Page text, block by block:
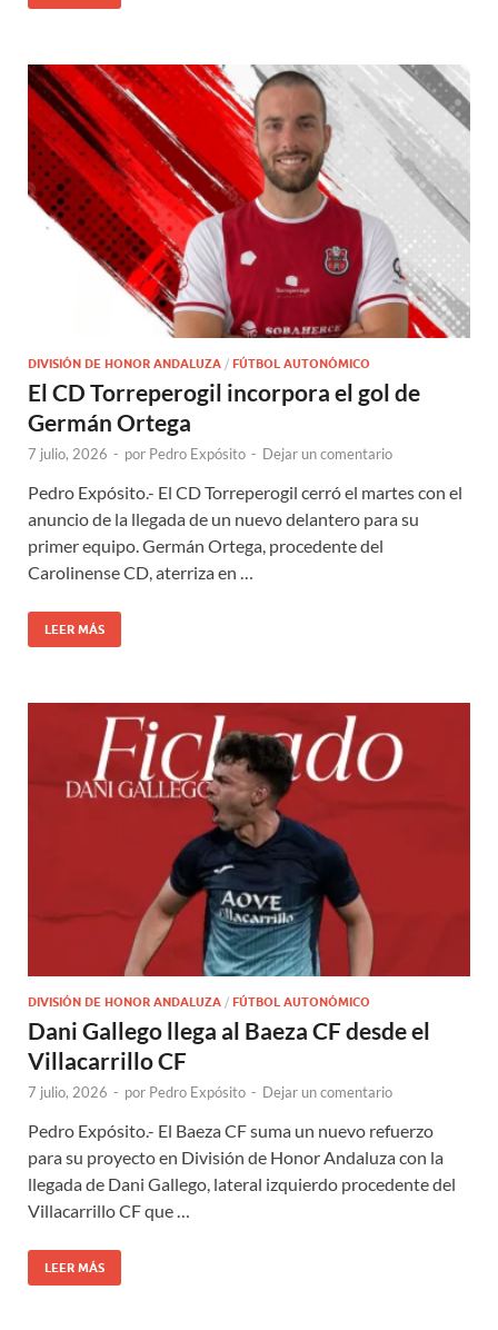
DIVISIÓN DE HONOR ANDALUZA / FÚTBOL AUTONÓMICO
El CD Torreperogil incorpora el gol de
Germán Ortega
7 julio, 2026 - por Pedro Expósito - Dejar un comentario
Pedro Expósito.- El CD Torreperogil cerró el martes con el
anuncio de la llegada de un nuevo delantero para su
primer equipo. Germán Ortega, procedente del
Carolinense CD, aterriza en …
LEER MÁS
DIVISIÓN DE HONOR ANDALUZA / FÚTBOL AUTONÓMICO
Dani Gallego llega al Baeza CF desde el
Villacarrillo CF
7 julio, 2026 - por Pedro Expósito - Dejar un comentario
Pedro Expósito.- El Baeza CF suma un nuevo refuerzo
para su proyecto en División de Honor Andaluza con la
llegada de Dani Gallego, lateral izquierdo procedente del
Villacarrillo CF que …
LEER MÁS